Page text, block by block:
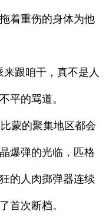
着重伤的身体为他
跟咱干，真不是人
平的骂道。
蒙的聚集地区都会
爆弹的光临，匹格
的人肉掷弹器连续
首次断档。